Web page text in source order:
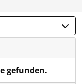
gefunden.